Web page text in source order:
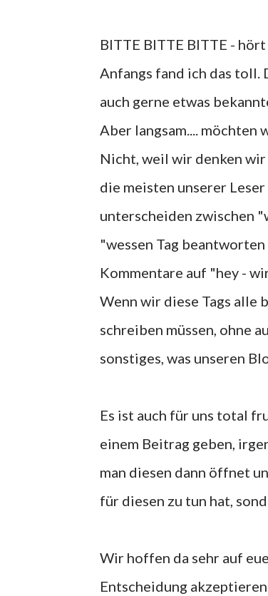
BITTE BITTE BITTE -
Anfangs fand ich das toll.
auch gerne etwas
Aber langsam.... möchten
Nicht, weil wir denken wir
die meisten unserer
unterscheiden zwischen
"wessen Tag
Kommentare auf "hey -
Wenn wir diese Tags alle
schreiben müssen, ohne
sonstiges, was unseren
Es ist auch für uns total
einem Beitrag geben,
man diesen dann öffnet
für diesen zu tun hat,
Wir hoffen da sehr auf
Entscheidung